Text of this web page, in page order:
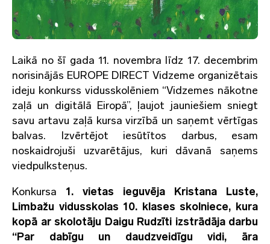
Laikā no šī gada 11. novembra līdz 17. decembrim
norisinājās EUROPE DIRECT Vidzeme organizētais
ideju konkurss vidusskolēniem “Vidzemes nākotne
zaļā un digitālā Eiropā”, ļaujot jauniešiem sniegt
savu artavu zaļā kursa virzībā un saņemt vērtīgas
balvas. Izvērtējot iesūtītos darbus, esam
noskaidrojuši uzvarētājus, kuri dāvanā saņems
viedpulksteņus.
Konkursa 1. vietas ieguvēja Kristana Luste,
Limbažu vidusskolas 10. klases skolniece, kura
kopā ar skolotāju Daigu Rudzīti izstrādāja darbu
“Par dabīgu un daudzveidīgu vidi, āra